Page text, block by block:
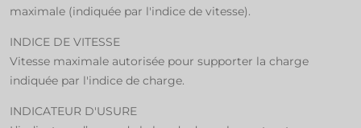
maximale (indiquée par l'indice de vitesse).
INDICE DE VITESSE
Vitesse maximale autorisée pour supporter la charge
indiquée par l'indice de charge.
INDICATEUR D'USURE